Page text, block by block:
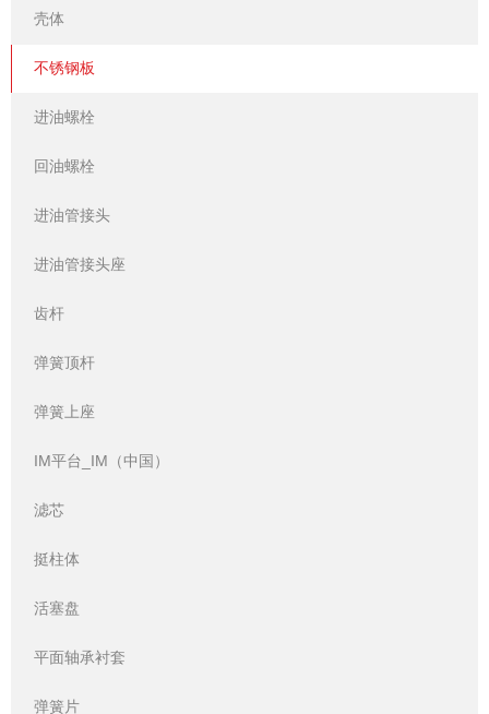
壳体
不锈钢板
进油螺栓
回油螺栓
进油管接头
进油管接头座
齿杆
弹簧顶杆
弹簧上座
IM平台_IM（中国）
滤芯
挺柱体
活塞盘
平面轴承衬套
弹簧片